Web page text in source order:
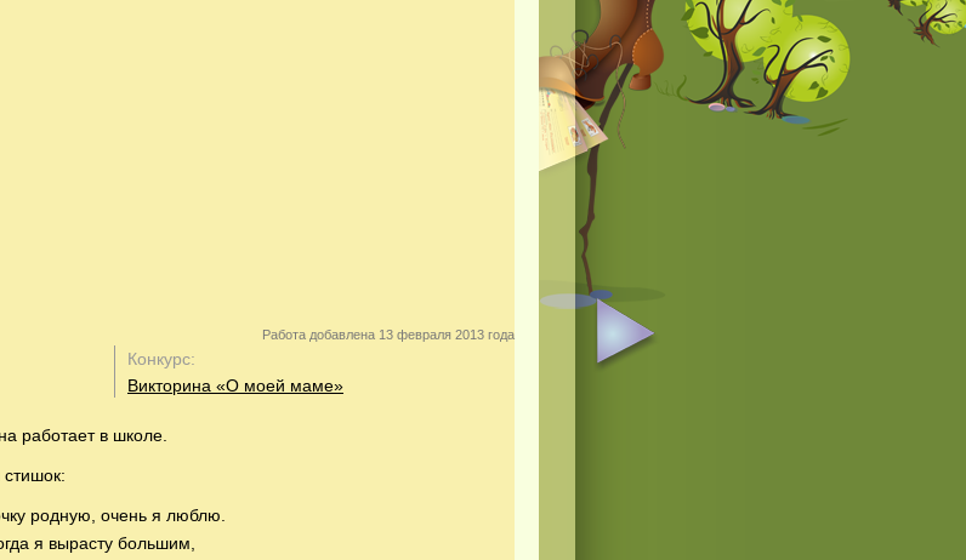
Работа добавлена 13 февраля 2013 года
Конкурс:
Викторина «О моей маме»
работает в школе.
родную, очень я люблю.
я вырасту большим,